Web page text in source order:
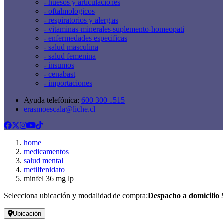
- huesos y articulaciones
- oftalmologicos
- respiratorios y alergias
- vitaminas-minerales-suplemento-homeopati
- enfermedades especificas
- salud masculina
- salud femenina
- insumos
- cenabast
- importaciones
Ayuda telefónica: 600 300 1515
erasmoescala@liche.cl
home
medicamentos
salud mental
metilfenidato
minfel 36 mg lp
Selecciona ubicación y modalidad de compra:Despacho a domicilio
Ubicación